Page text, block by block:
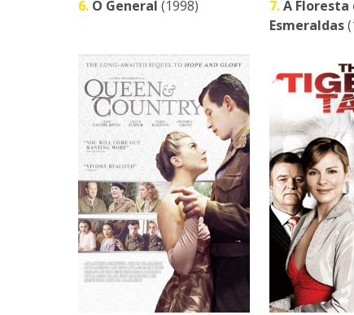
6. O General (1998)
7.A Floresta
Esmeraldas